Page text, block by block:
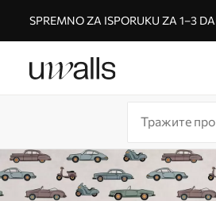
SPREMNO ZA ISPORUKU ZA 1–3